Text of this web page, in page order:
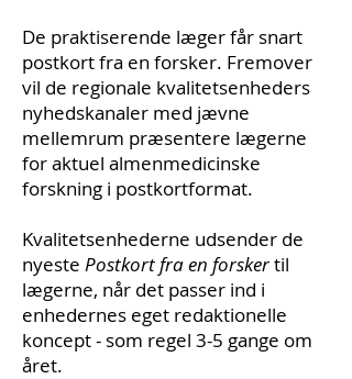
De praktiserende læger får snart
postkort fra en forsker. Fremover
vil de regionale kvalitetsenheders
nyhedskanaler med jævne
mellemrum præsentere lægerne
for aktuel almenmedicinske
forskning i postkortformat.
Kvalitetsenhederne udsender de
nyeste Postkort fra en forskertil
lægerne, når det passer ind i
enhedernes eget redaktionelle
koncept - som regel 3-5 gange om
året.